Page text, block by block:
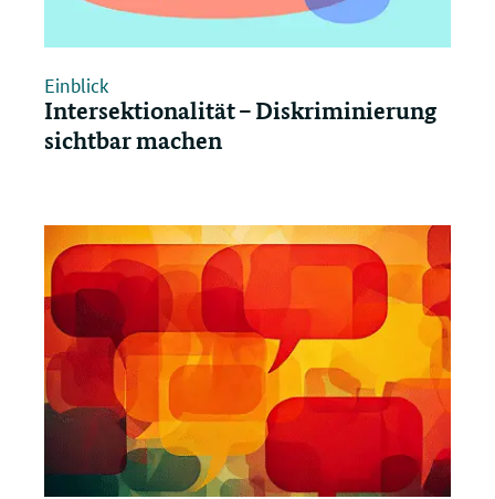
Einblick
Intersektionalität – Diskriminierung
sichtbar machen